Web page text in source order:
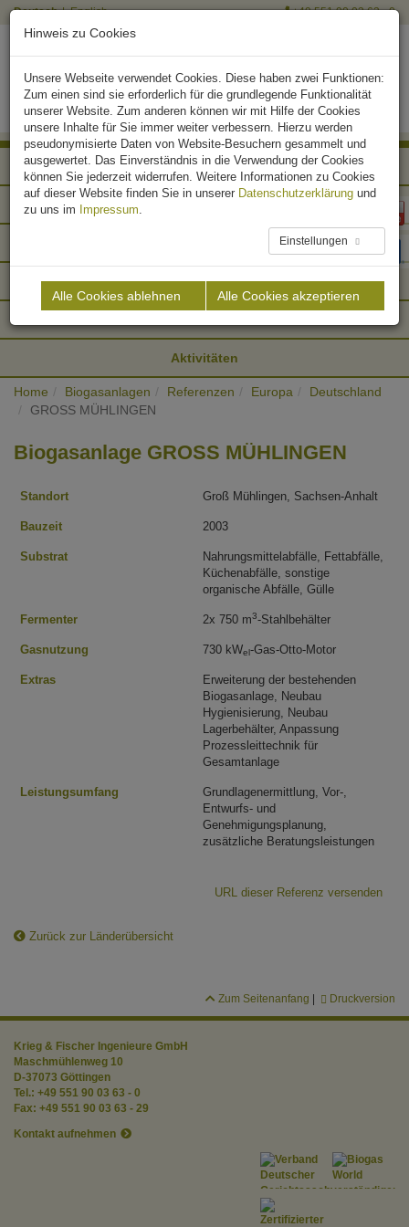
Deutsch English +49 551 90 03 63 - 0
Afrika
Nordamerika
Aktivitäten
Home Biogasanlagen Referenzen Europa
Deutschland
GROSS MÜHLINGEN
Biogasanlage GROSS MÜHLINGEN
Standort Groß Mühlingen, Sachsen-Anhalt
Bauzeit 2003
Substrat
Nahrungsmittelabfälle, Fettabfälle,
Küchenabfälle, sonstige
organische Abfälle, Gülle
Fermenter 2x 750 m3-Stahlbehälter
Gasnutzung 730 kWel -Gas-Otto-Motor
Extras
Erweiterung der bestehenden
Biogasanlage, Neubau
Hygienisierung, Neubau
Lagerbehälter, Anpassung
Prozessleittechnik für
Gesamtanlage
Leistungsumfang
Grundlagenermittlung, Vor-,
Entwurfs- und
Genehmigungsplanung,
zusätzliche Beratungsleistungen
URL dieser Referenz versenden
Zurück zur Länderübersicht
Zum Seitenanfang Druckversion
Krieg & Fischer Ingenieure GmbH
Maschmühlenweg 10
D-37073 Göttingen
Tel.: +49 551 90 03 63 - 0
Fax: +49 551 90 03 63 - 29
Kontakt aufnehmen
Hinweis zu Cookies
Unsere Webseite verwendet Cookies. Diese haben zwei Funktionen:
Zum einen sind sie erforderlich für die grundlegende Funktionalität
unserer Website. Zum anderen können wir mit Hilfe der Cookies
unsere Inhalte für Sie immer weiter verbessern. Hierzu werden
pseudonymisierte Daten von Website-Besuchern gesammelt und
ausgewertet. Das Einverständnis in die Verwendung der Cookies
können Sie jederzeit widerrufen. Weitere Informationen zu Cookies
auf dieser Website finden Sie in unserer Datenschutzerklärung und
zu uns im Impressum.
Einstellungen
Alle Cookies ablehnen Alle Cookies akzeptieren